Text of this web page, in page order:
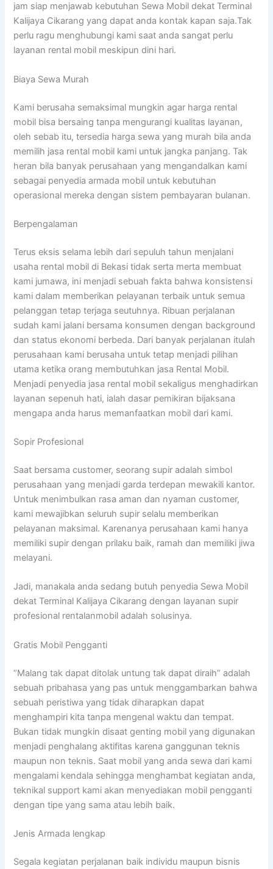
jam siap menjawab kebutuhan Sewa Mobil dekat Terminal
Kalijaya Cikarang yang dapat anda kontak kapan saja.Tak
perlu ragu menghubungi kami saat anda sangat perlu
layanan rental mobil meskipun dini hari.
Biaya Sewa Murah
Kami berusaha semaksimal mungkin agar harga rental
mobil bisa bersaing tanpa mengurangi kualitas layanan,
oleh sebab itu, tersedia harga sewa yang murah bila anda
memilih jasa rental mobil kami untuk jangka panjang. Tak
heran bila banyak perusahaan yang mengandalkan kami
sebagai penyedia armada mobil untuk kebutuhan
operasional mereka dengan sistem pembayaran bulanan.
Berpengalaman
Terus eksis selama lebih dari sepuluh tahun menjalani
usaha rental mobil di Bekasi tidak serta merta membuat
kami jumawa, ini menjadi sebuah fakta bahwa konsistensi
kami dalam memberikan pelayanan terbaik untuk semua
pelanggan tetap terjaga seutuhnya. Ribuan perjalanan
sudah kami jalani bersama konsumen dengan background
dan status ekonomi berbeda. Dari banyak perjalanan itulah
perusahaan kami berusaha untuk tetap menjadi pilihan
utama ketika orang membutuhkan jasa Rental Mobil.
Menjadi penyedia jasa rental mobil sekaligus menghadirkan
layanan sepenuh hati, ialah dasar pemikiran bijaksana
mengapa anda harus memanfaatkan mobil dari kami.
Sopir Profesional
Saat bersama customer, seorang supir adalah simbol
perusahaan yang menjadi garda terdepan mewakili kantor.
Untuk menimbulkan rasa aman dan nyaman customer,
kami mewajibkan seluruh supir selalu memberikan
pelayanan maksimal. Karenanya perusahaan kami hanya
memiliki supir dengan prilaku baik, ramah dan memiliki jiwa
melayani.
Jadi, manakala anda sedang butuh penyedia Sewa Mobil
dekat Terminal Kalijaya Cikarang dengan layanan supir
profesional rentalanmobil adalah solusinya.
Gratis Mobil Pengganti
“Malang tak dapat ditolak untung tak dapat diraih” adalah
sebuah pribahasa yang pas untuk menggambarkan bahwa
sebuah peristiwa yang tidak diharapkan dapat
menghampiri kita tanpa mengenal waktu dan tempat.
Bukan tidak mungkin disaat genting mobil yang digunakan
menjadi penghalang aktifitas karena ganggunan teknis
maupun non teknis. Saat mobil yang anda sewa dari kami
mengalami kendala sehingga menghambat kegiatan anda,
teknikal support kami akan menyediakan mobil pengganti
dengan tipe yang sama atau lebih baik.
Jenis Armada lengkap
Segala kegiatan perjalanan baik individu maupun bisnis